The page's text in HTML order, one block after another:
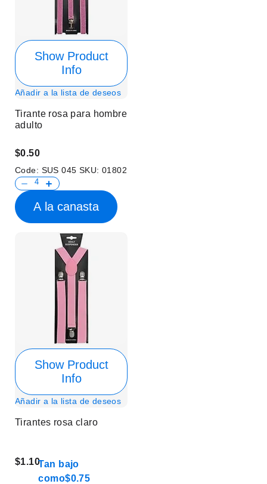
Show Product
Info
Añadir a la lista de deseos
Tirante rosa para hombre
adulto
$0.50
Code: SUS 045 SKU:01802
A la canasta
Show Product
Info
Añadir a la lista de deseos
Tirantes rosa claro
$1.10Tan bajo
como$0.75